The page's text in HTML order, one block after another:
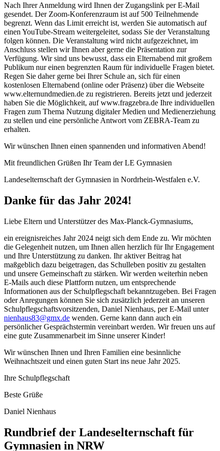
Nach Ihrer Anmeldung wird Ihnen der Zugangslink per E-Mail
gesendet. Der Zoom-Konferenzraum ist auf 500 Teilnehmende
begrenzt. Wenn das Limit erreicht ist, werden Sie automatisch auf
einen YouTube-Stream weitergeleitet, sodass Sie der Veranstaltung
folgen können. Die Veranstaltung wird nicht aufgezeichnet, im
Anschluss stellen wir Ihnen aber gerne die Präsentation zur
Verfügung. Wir sind uns bewusst, dass ein Elternabend mit großem
Publikum nur einen begrenzten Raum für individuelle Fragen bietet.
Regen Sie daher gerne bei Ihrer Schule an, sich für einen
kostenlosen Elternabend (online oder Präsenz) über die Webseite
www.elternundmedien.de zu registrieren. Bereits jetzt und jederzeit
haben Sie die Möglichkeit, auf www.fragzebra.de Ihre individuellen
Fragen zum Thema Nutzung digitaler Medien und Medienerziehung
zu stellen und eine persönliche Antwort vom ZEBRA-Team zu
erhalten.
Wir wünschen Ihnen einen spannenden und informativen Abend!
Mit freundlichen Grüßen Ihr Team der LE Gymnasien
Landeselternschaft der Gymnasien in Nordrhein-Westfalen e.V.
Danke für das Jahr 2024!
Liebe Eltern und Unterstützer des Max-Planck-Gymnasiums,
ein ereignisreiches Jahr 2024 neigt sich dem Ende zu. Wir möchten
die Gelegenheit nutzen, um Ihnen allen herzlich für Ihr Engagement
und Ihre Unterstützung zu danken. Ihr aktiver Beitrag hat
maßgeblich dazu beigetragen, das Schulleben positiv zu gestalten
und unsere Gemeinschaft zu stärken. Wir werden weiterhin neben
E-Mails auch diese Plattform nutzen, um entsprechende
Informationen aus der Schulpflegschaft bekanntzugeben. Bei Fragen
oder Anregungen können Sie sich zusätzlich jederzeit an unseren
Schulpflegschaftsvorsitzenden, Daniel Nienhaus, per E-Mail unter
nienhaus83@gmx.de wenden. Gerne kann dann auch ein
persönlicher Gesprächstermin vereinbart werden. Wir freuen uns auf
eine gute Zusammenarbeit im Sinne unserer Kinder!
Wir wünschen Ihnen und Ihren Familien eine besinnliche
Weihnachtszeit und einen guten Start ins neue Jahr 2025.
Ihre Schulpflegschaft
Beste Grüße
Daniel Nienhaus
Rundbrief der Landeselternschaft für
Gymnasien in NRW